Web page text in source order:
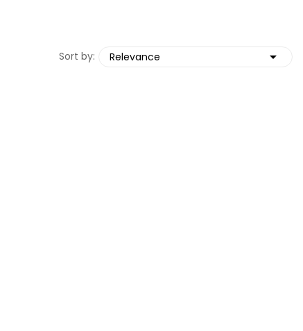
Sort by: Relevance 